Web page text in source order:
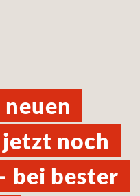
noch
bei bester